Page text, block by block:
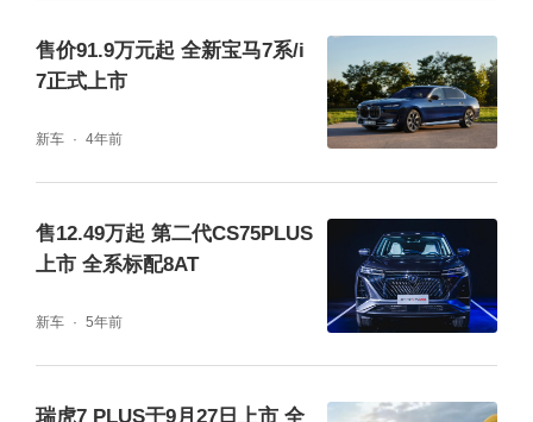
er电子制动系统，毫秒级精准智能刹车，舒适
插混版本搭载灵犀混动系统，分别搭载9.5/20.
5kWh电池，综合续航最高可达1100km，NE
DC亏电油耗低至3.8L/100km，WLTC亏电油
耗低至4.86L/100km，且140km插混版支持直
耗、长续航的愉悦出行体验。
售价91.9万元起 全新宝马7系/i
7正式上市
新车 4年前
售12.49万起 第二代CS75PLUS
上市 全系标配8AT
新车 5年前
瑞虎7 PLUS于9月27日上市 全